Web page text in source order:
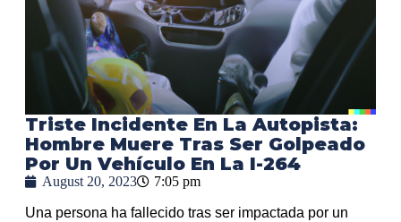
Triste Incidente En La Autopista:
Hombre Muere Tras Ser Golpeado
Por Un Vehículo En La I-264
August 20, 2023 7:05 pm
Una persona ha fallecido tras ser impactada por un